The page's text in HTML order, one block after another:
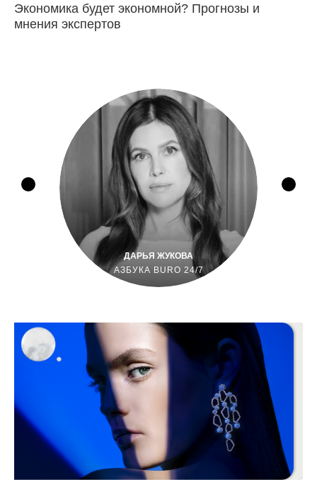
Экономика будет экономной? Прогнозы и
мнения экспертов
ДАРЬЯ ЖУКОВА
АЗБУКА BURO 24/7